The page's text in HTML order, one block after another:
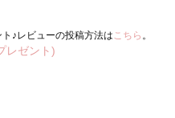
♪レビューの投稿方法は こちら 。
レゼント)